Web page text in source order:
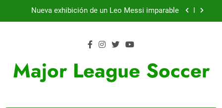
Nueva exhibición de un Leo Messi imparable
Victoria de Chicago Fire: así fue el partido de
Major League Soccer